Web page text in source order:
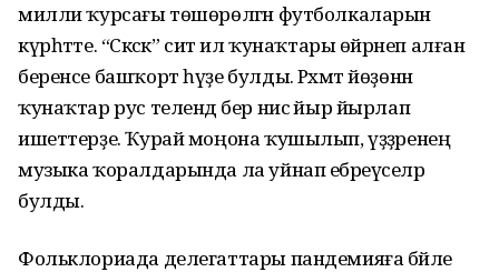
милли ҡурсағы төшөрөлгән футболкаларын
күрһәтте. “Сәксәк” сит ил ҡунаҡтары өйрәнеп алған
беренсе башҡорт һүҙе булды. Рәхмәт йөҙөнән
ҡунаҡтар рус телендә бер нисә йыр йырлап
ишеттерҙе. Ҡурай моңона ҡушылып, үҙҙәренең
музыка ҡоралдарында ла уйнап ебәреүселәр
булды.
Фольклориада делегаттары пандемияға бәйле